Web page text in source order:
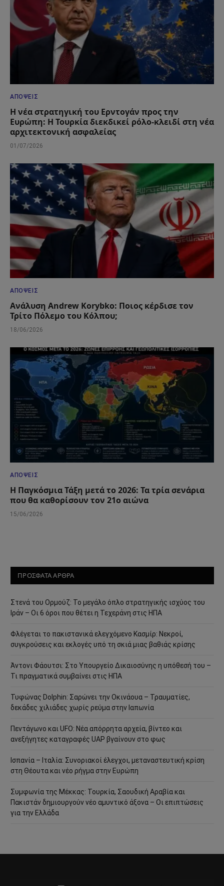
ΑΠΌΨΕΙΣ
Η νέα στρατηγική του Ερντογάν προς την
Ευρώπη: Η Τουρκία διεκδικεί ρόλο-κλειδί στη νέα
αρχιτεκτονική ασφαλείας
01/07/2026
ΑΠΌΨΕΙΣ
Ανάλυση Andrew Korybko: Ποιος κέρδισε τον
Τρίτο Πόλεμο του Κόλπου;
18/06/2026
ΑΠΌΨΕΙΣ
Η Παγκόσμια Τάξη μετά το 2026: Τα τρία σενάρια
που θα καθορίσουν τον 21ο αιώνα
15/06/2026
ΠΡΟΣΦΑΤΑ ΑΡΘΡΑ
Στενά του Ορμούζ: Το μεγάλο όπλο στρατηγικής ισχύος του
Ιράν – Οι 6 όροι που θέτει η Τεχεράνη στις ΗΠΑ
Φλέγεται το πακιστανικά ελεγχόμενο Κασμίρ: Νεκροί,
συγκρούσεις και εκλογές υπό τη σκιά μιας βαθιάς κρίσης
Άντονι Φάουτσι: Στο Υπουργείο Δικαιοσύνης η υπόθεσή του –
Τι πραγματικά συμβαίνει στις ΗΠΑ
Τυφώνας Dolphin: Σαρώνει την Οκινάουα – Τραυματίες,
δεκάδες χιλιάδες χωρίς ρεύμα στην Ιαπωνία
Πεντάγωνο και UFO: Νέα απόρρητα αρχεία, βίντεο και
ανεξήγητες καταγραφές UAP βγαίνουν στο φως
Ισπανία – Ιταλία: Συνοριακοί έλεγχοι, μεταναστευτική κρίση
στη Θέουτα και νέο ρήγμα στην Ευρώπη
Συμφωνία της Μέκκας: Τουρκία, Σαουδική Αραβία και
Πακιστάν δημιουργούν νέο αμυντικό άξονα – Οι επιπτώσεις
για την Ελλάδα